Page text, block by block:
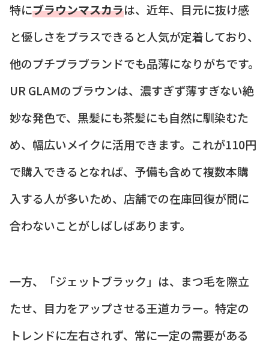
特にブラウンマスカラは、近年、目元に抜け感
と優しさをプラスできると人気が定着しており、
他のプチプラブランドでも品薄になりがちです。
UR GLAMのブラウンは、濃すぎず薄すぎない絶
妙な発色で、黒髪にも茶髪にも自然に馴染むた
め、幅広いメイクに活用できます。これが110円
で購入できるとなれば、予備も含めて複数本購
入する人が多いため、店舗での在庫回復が間に
合わないことがしばしばあります。
一方、「ジェットブラック」は、まつ毛を際立
たせ、目力をアップさせる王道カラー。特定の
トレンドに左右されず、常に一定の需要がある